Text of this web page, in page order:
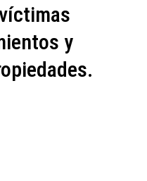
y